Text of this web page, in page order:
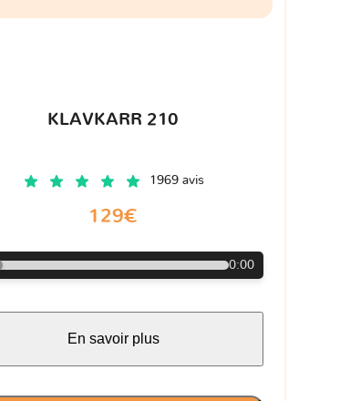
KLAVKARR 210
1969 avis
129€
0:00
En savoir plus